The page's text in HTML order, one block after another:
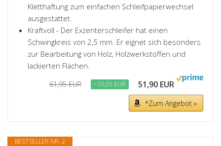
Kletthaftung zum einfachen Schleifpapierwechsel
ausgestattet.
Kraftvoll - Der Exzenterschleifer hat einen
Schwingkreis von 2,5 mm. Er eignet sich besonders
zur Bearbeitung von Holz, Holzwerkstoffen und
lackierten Flächen.
61,95 EUR −10,05 EUR 51,90 EUR
*Zum Angebot »
BESTSELLER NR. 2